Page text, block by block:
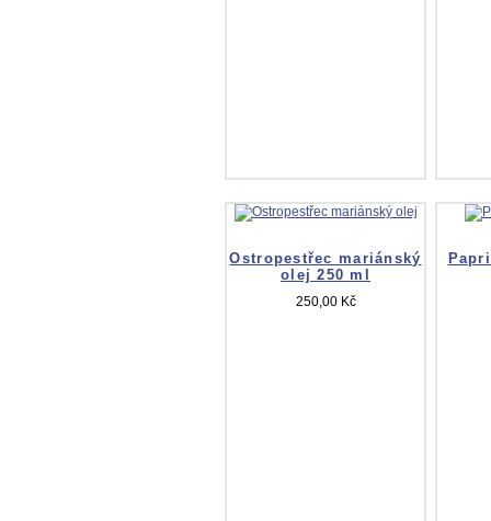
Ostropestřec mariánský
olej 250 ml
250,00 Kč